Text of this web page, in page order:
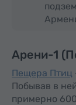
Арени-1
Пещера Птиц
Побывав в
примерно